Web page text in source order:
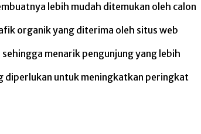
lebih mudah ditemukan oleh calon
organik yang diterima oleh situs web
menarik pengunjung yang lebih
diperlukan untuk meningkatkan peringkat